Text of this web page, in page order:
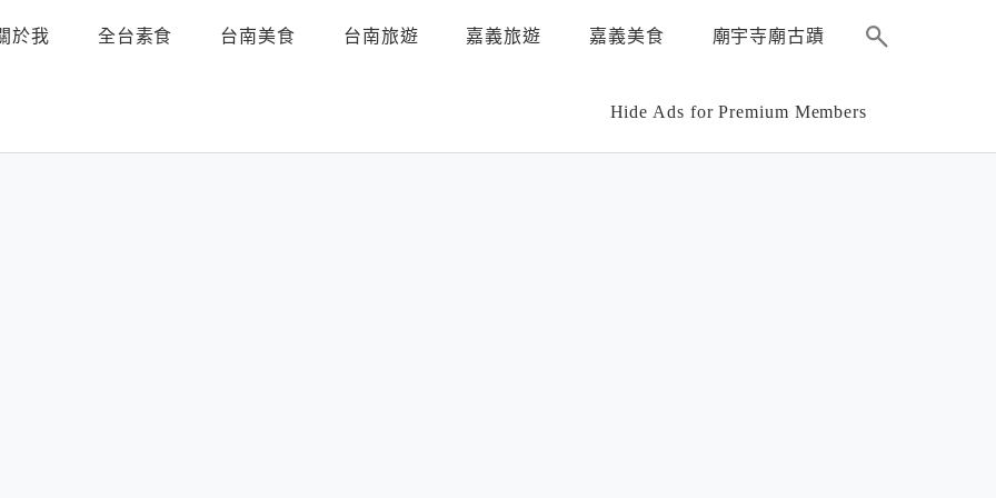
於我 全台素食 台南美食 台南旅遊 嘉義旅遊 嘉義美食 廟宇寺廟古蹟
Hide Ads for Premium Members